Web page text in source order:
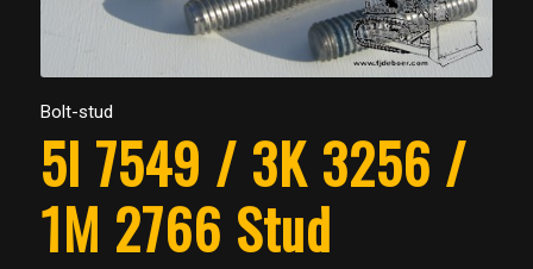
Bolt-stud
5I 7549 / 3K 3256 /
1M 2766 Stud